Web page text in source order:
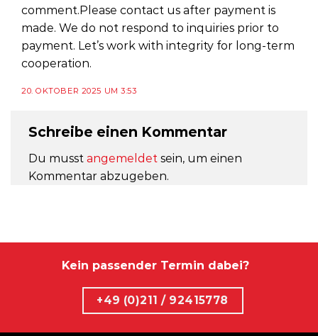
comment.Please contact us after payment is
made. We do not respond to inquiries prior to
payment. Let’s work with integrity for long-term
cooperation.
20. OKTOBER 2025 UM 3:53
Schreibe einen Kommentar
Du musst angemeldet sein, um einen
Kommentar abzugeben.
Kein passender Termin dabei?
+49 (0)211 / 92415778